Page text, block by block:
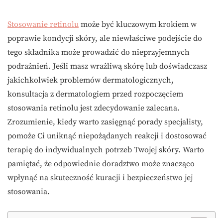
Stosowanie retinolu może być kluczowym krokiem w
poprawie kondycji skóry, ale niewłaściwe podejście do
tego składnika może prowadzić do nieprzyjemnych
podrażnień. Jeśli masz wrażliwą skórę lub doświadczasz
jakichkolwiek problemów dermatologicznych,
konsultacja z dermatologiem przed rozpoczęciem
stosowania retinolu jest zdecydowanie zalecana.
Zrozumienie, kiedy warto zasięgnąć porady specjalisty,
pomoże Ci uniknąć niepożądanych reakcji i dostosować
terapię do indywidualnych potrzeb Twojej skóry. Warto
pamiętać, że odpowiednie doradztwo może znacząco
wpłynąć na skuteczność kuracji i bezpieczeństwo jej
stosowania.